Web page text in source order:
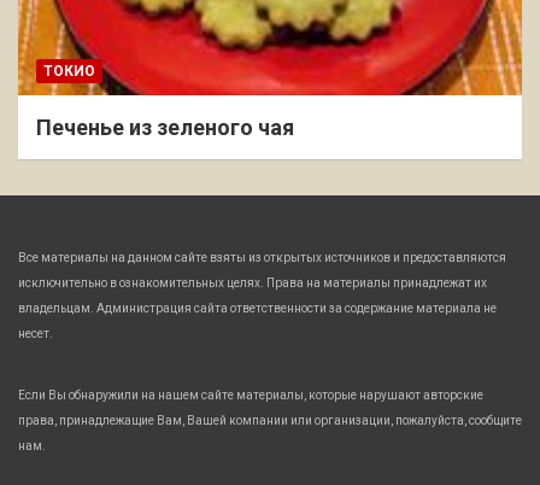
ТОКИО
Печенье из зеленого чая
Все материалы на данном сайте взяты из открытых источников и предоставляются
исключительно в ознакомительных целях. Права на материалы принадлежат их
владельцам. Администрация сайта ответственности за содержание материала не
несет.
Если Вы обнаружили на нашем сайте материалы, которые нарушают авторские
права, принадлежащие Вам, Вашей компании или организации, пожалуйста, сообщите
нам.